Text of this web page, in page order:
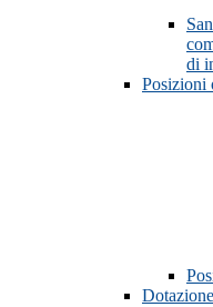
di
Posizioni